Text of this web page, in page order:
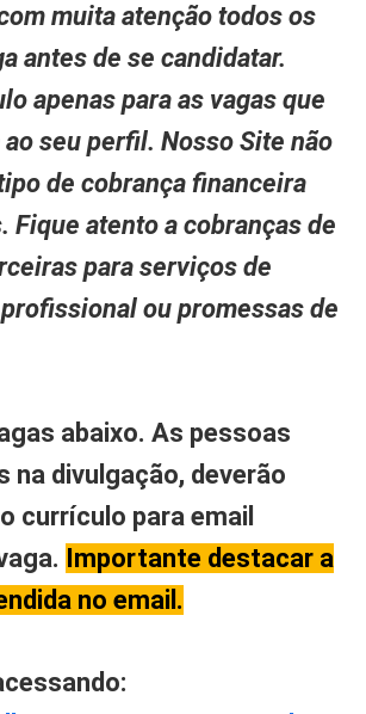
muita atenção todos os
antes de se candidatar.
apenas para as vagas que
seu perfil. Nosso Site não
de cobrança financeira
Fique atento a cobranças de
para serviços de
ou promessas de
abaixo. As pessoas
na divulgação, deverão
currículo para email
Importante destacar a
no email.